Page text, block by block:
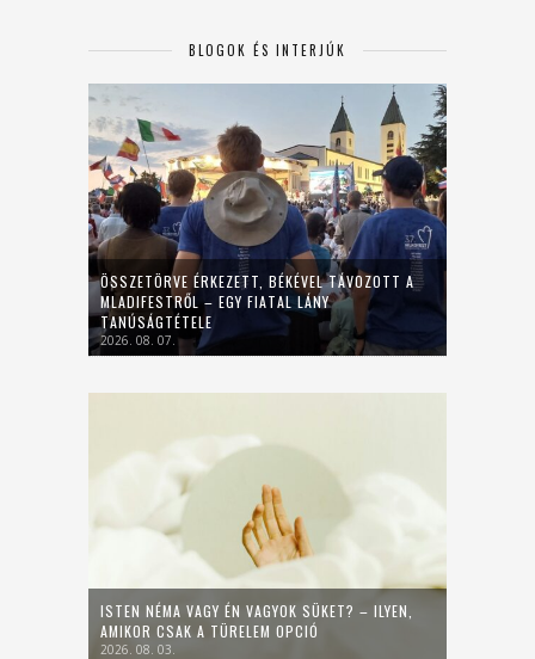
BLOGOK ÉS INTERJÚK
ÖSSZETÖRVE ÉRKEZETT, BÉKÉVEL TÁVOZOTT A
MLADIFESTRŐL – EGY FIATAL LÁNY
TANÚSÁGTÉTELE
2026. 08. 07.
ISTEN NÉMA VAGY ÉN VAGYOK SÜKET? – ILYEN,
AMIKOR CSAK A TÜRELEM OPCIÓ
2026. 08. 03.